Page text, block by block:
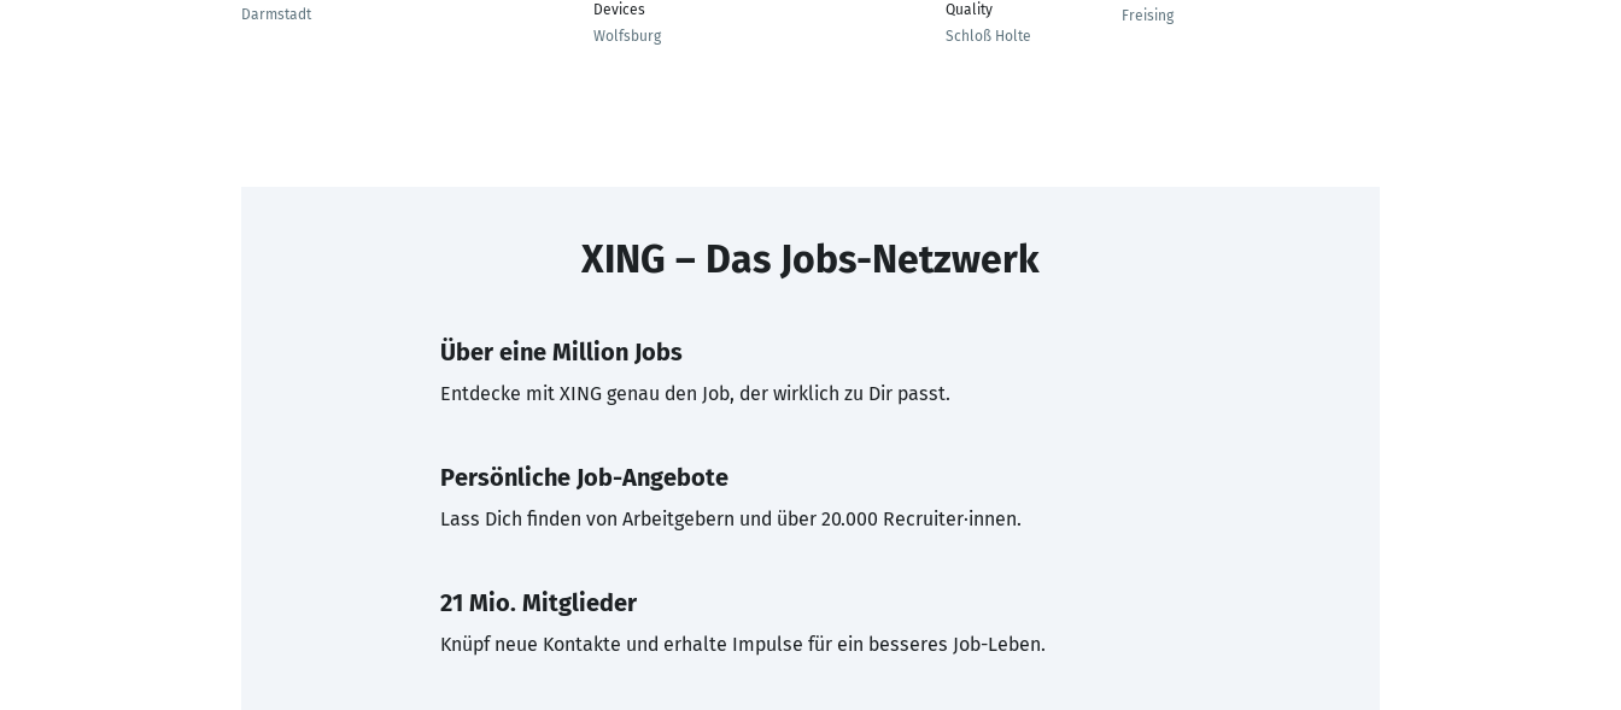
Darmstadt
Devices
Wolfsburg
Quality
Schloß Holte
Freising
XING – Das Jobs-Netzwerk
Über eine Million Jobs
Entdecke mit XING genau den Job, der wirklich zu Dir passt.
Persönliche Job-Angebote
Lass Dich finden von Arbeitgebern und über 20.000 Recruiter·innen.
21 Mio. Mitglieder
Knüpf neue Kontakte und erhalte Impulse für ein besseres Job-Leben.